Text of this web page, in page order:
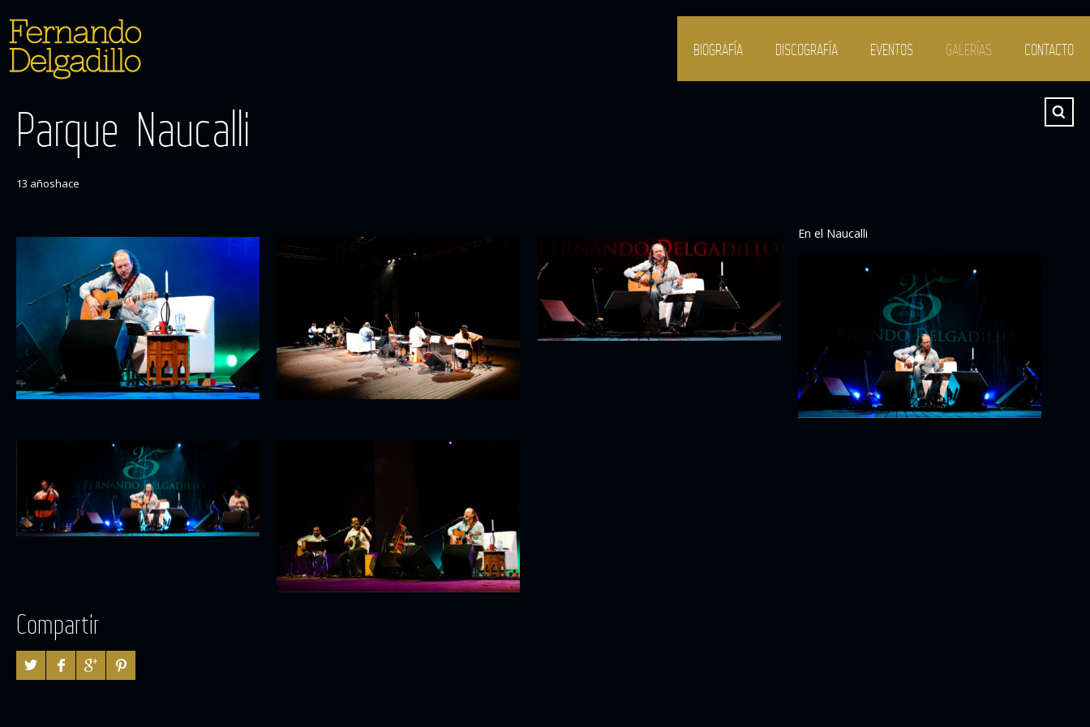
BIOGRAFÍA DISCOGRAFÍA EVENTOS GALERÍAS CONTACTO
Parque Naucalli
13 añoshace
En el Naucalli
Compartir